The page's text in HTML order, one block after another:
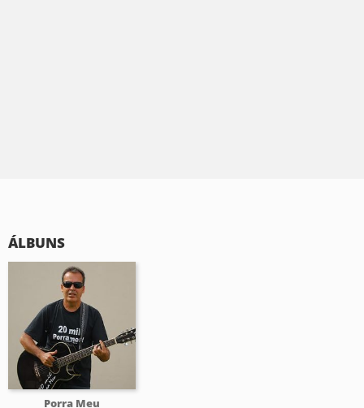
ÁLBUNS
Porra Meu